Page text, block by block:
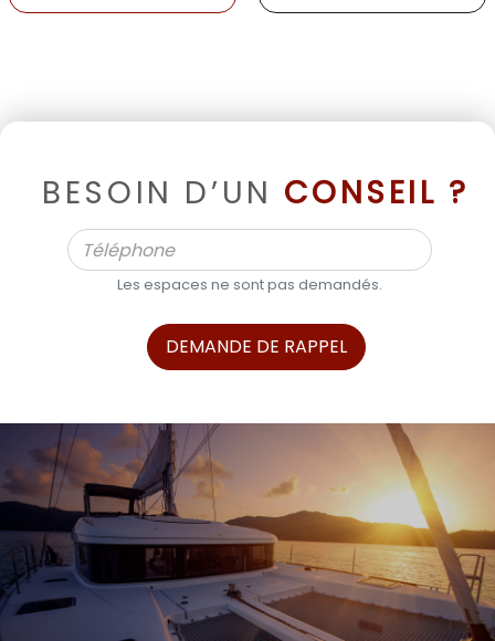
BESOIN D’UN CONSEIL ?
Les espaces ne sont pas demandés.
DEMANDE DE RAPPEL